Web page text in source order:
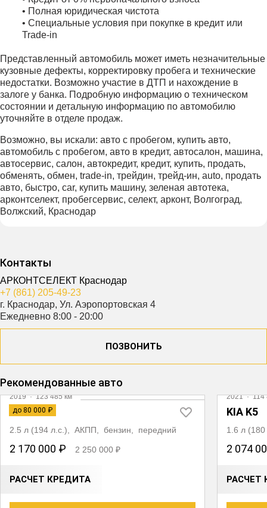
• Полная юридическая чистота
• Специальные условия при покупке в кредит или
Trade-in
Представленный автомобиль может иметь незначительные
кузовные дефекты, корректировку пробега и технические
недостатки. Возможно участие в ДТП и нахождение в
залоге у банка. Подробную информацию о техническом
состоянии и детальную информацию по автомобилю
уточняйте в отделе продаж.
Возможно, вы искали: авто с пробегом, купить авто,
автомобиль с пробегом, авто в кредит, автосалон, машина,
автосервис, салон, автокредит, кредит, купить, продать,
обменять, обмен, trаdе-in, трейдин, трейд-ин, аutо, продать
авто, быстро, саr, купить машину, зеленая автотека,
арконтселект, пробегсервис, селект, арконт, Волгоград,
Волжский, Краснодар
Контакты
АРКОНТСЕЛЕКТ Краснодар
+7 (861) 205-49-23
г. Краснодар, Ул. Аэропортовская 4
Ежедневно 8:00 - 20:00
ПОЗВОНИТЬ
Рекомендованные авто
до 80 000 ₽
2019·123 485 км
MAZDA 6
2.5 л (194 л.с.), АКПП, бензин, передний
2 170 000 ₽ 2 250 000 ₽
РАСЧЕТ КРЕДИТА
2021·114
KIA K5
1.6 л
2 074
РАСЧЕТ